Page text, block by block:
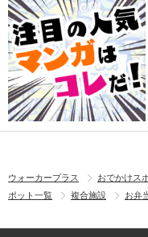
ウォーカープラス おでかけス
ポット一覧
複合施設 お弁